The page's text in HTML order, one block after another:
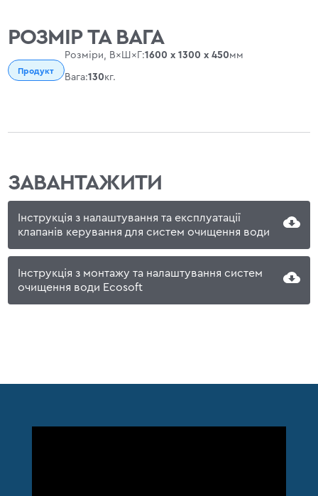
РОЗМІР ТА ВАГА
Продукт
Розміри, В×Ш×Г:1600 х 1300 х 450мм
Вага:130кг.
ЗАВАНТАЖИТИ
Інструкція з налаштування та експлуатації
клапанів керування для систем очищення води
Інструкція з монтажу та налаштування систем
очищення води Ecosoft